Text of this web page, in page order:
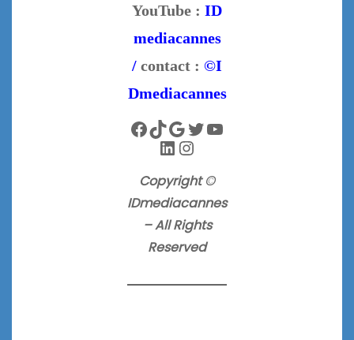
YouTube : ID
mediacannes
/ contact : ©I
Dmediacannes
Facebook
TikTok
Google
Twitter
YouTube
LinkedIn
Instagram
Copyright ©
IDmediacannes
– All Rights
Reserved